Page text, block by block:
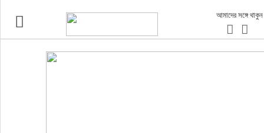
আমাদের সঙ্গে থাকুন
ভ্রমণ